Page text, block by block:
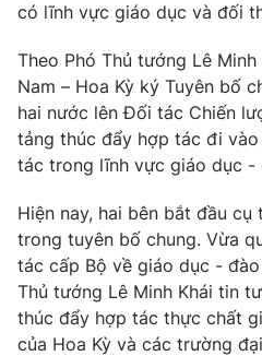
Góc doanh nghiệp
Truyền hình
Phim VTV
Hậu trường
Nhân vật
Giải sao mai
Giải trí
Điện ảnh
Âm nhạc
Sao
Đời sống
Làm đẹp
Chất lượng cuộc sống
Giáo dục
Tuyển sinh
Học trực tuyến
Công nghệ
Hitech Công nghệ tương lai
Giao lưu trực tuyến
có lĩnh vực giáo dục và đối
Theo Phó Thủ tướng Lê
Nam – Hoa Kỳ ký Tuyên bố
hai nước lên Đối tác Chiến
tảng thúc đẩy hợp tác đi vào
tác trong lĩnh vực giáo dục -
Hiện nay, hai bên bắt đầu cụ
trong tuyên bố chung. Vừa
tác cấp Bộ về giáo dục -
Thủ tướng Lê Minh Khái tin
thúc đẩy hợp tác thực chất
của Hoa Kỳ và các trường